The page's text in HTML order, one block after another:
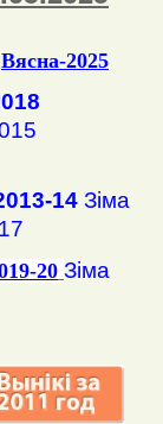
Вясна-2025
14 Зіма
20 Зіма